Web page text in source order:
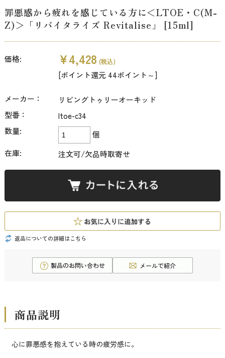
罪悪感から疲れを感じている方に＜LTOE・C(M-
Z)＞「リバイタライズ Revitalise」 [15ml]
価格: ¥4,428 (税込)
[ポイント還元 44ポイント～]
メーカー：
リビングトゥリーオーキッド
型番：
ltoe-c34
数量:
個
在庫:
注文可/欠品時取寄せ
返品についての詳細はこちら
商品説明
心に罪悪感を抱えている時の疲労感に。